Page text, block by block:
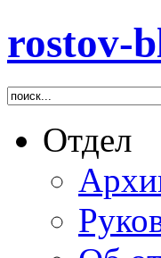
rostov-
Отдел